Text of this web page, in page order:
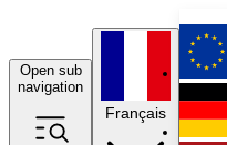
Open sub
navigation
Français